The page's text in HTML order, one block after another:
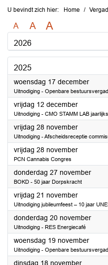
U bevindt zich hier: Home
A A A
2026
2025
woensdag 17 december2025
Uitnodiging - Openbare
vrijdag 12 december2025
Uitnodiging - CMO STAMM LAB
vrijdag 28 november2025
Uitnodiging - Afscheidsreceptie
vrijdag 28 november2025
PCN Cannabis Congres
donderdag 27 november2025
BOKD - 50 jaar Dorpskracht
vrijdag 21 november2025
Uitnodiging jubileumfeest – 10 jaar
donderdag 20 november2025
Uitnodiging - RES Energiecafé
woensdag 19 november2025
Uitnodiging - Openbare
dinsdag 18 november2025